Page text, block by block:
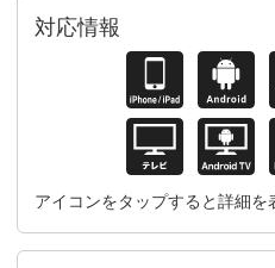
対応情報
アイコンをタップすると詳細を